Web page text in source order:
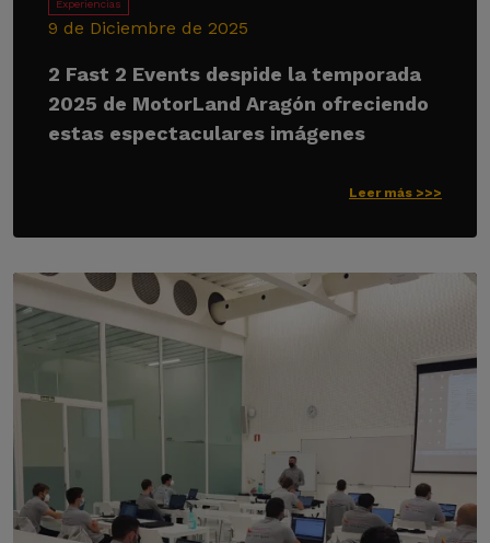
Experiencias
9 de Diciembre de 2025
2 Fast 2 Events despide la temporada
2025 de MotorLand Aragón ofreciendo
estas espectaculares imágenes
Leer más >>>